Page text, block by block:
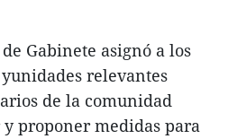
Gabinete asignó a los
relevantes
de la comunidad
proponer medidas para